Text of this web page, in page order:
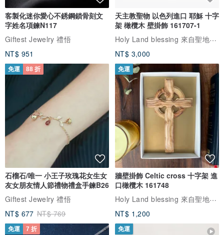
客製化迷你愛心不銹鋼鎖骨刻文
字姓名項鍊N117
Giftest Jewelry 禮悟
NT$ 951
天主教聖物 以色列進口 耶穌 十字
架 橄欖木 壁掛飾 161707-1
Holy Land blessing 來自聖地的祝福
NT$ 3,000
免運 88 折
石榴石/唯一 小王子玫瑰花女生女
友女朋友情人節禮物禮盒手鍊B26
Giftest Jewelry 禮悟
NT$ 677 NT$ 769
免運
牆壁掛飾 Celtic cross 十字架 進
口橄欖木 161748
Holy Land blessing 來自聖地的祝福
NT$ 1,200
免運 7 折 免運